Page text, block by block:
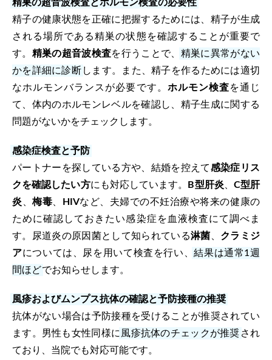
精巣の超音波検査とホルモン検査の必要性
精子の健康状態を正確に把握するためには、精子が生成
される場所である精巣の状態を確認することが重要で
す。 精巣の超音波検査を行うことで、 精巣に異常がない
かを詳細に診断 します。また、精子を作るためには適切
なホルモンバランスが必要です。 ホルモン検査を通じ
て、体内のホルモンレベルを確認し、精子生成に関する
問題がないかをチェックします。
感染症検査と予防
パートナーを探している方や、結婚を控えて感染症リス
クを確認したい方にも対応しています。 B型肝炎、 C型肝
炎 、梅毒 HIVなど、夫婦での不妊治療や将来の健康の
ために確認しておきたい感染症を血液検査にて調べま
す。尿道炎の原因菌として知られている淋菌
クラミジ
アについては、尿を用いて検査を行い、結果は通常1週
間ほどでお知らせします。
風疹およびムンプス抗体の確認と予防接種の推奨
抗体がない場合は予防接種を受けることが推奨されてい
ます。男性も女性同様に 風疹抗体のチェックが推奨 され
ており、当院でも対応可能です。